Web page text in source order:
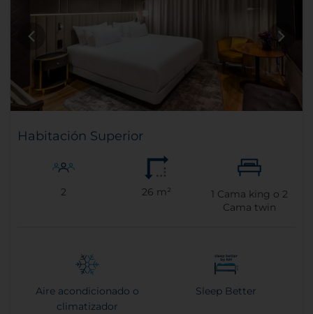
Habitación Superior
2 26 m² 1 Cama king o 2
Cama twin
Aire acondicionado o
climatizador
Sleep Better